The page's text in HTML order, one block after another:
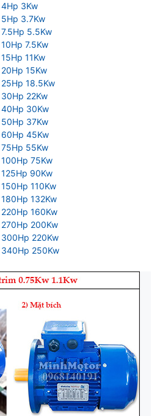
3Kw
3.7Kw
5.5Kw
7.5Kw
11Kw
15Kw
18.5Kw
22Kw
30Kw
37Kw
45Kw
55Kw
75Kw
90Kw
110Kw
132Kw
160Kw
200Kw
220Kw
250Kw